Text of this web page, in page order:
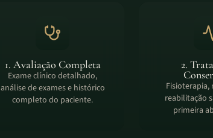
1. Avaliação Completa
Exame clínico detalhado,
análise de exames e histórico
completo do paciente.
2.
Fisioterapia,
reabilitação
primeira